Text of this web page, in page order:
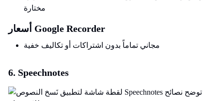
مختارة
أسعار Google Recorder
مجاني تماماً بدون اشتراكات أو تكاليف خفية
6. Speechnotes